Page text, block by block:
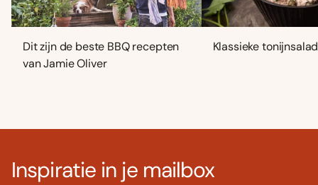
Dit zijn de beste BBQ recepten
van Jamie Oliver
Klassieke
Inspiratie in je mailbox